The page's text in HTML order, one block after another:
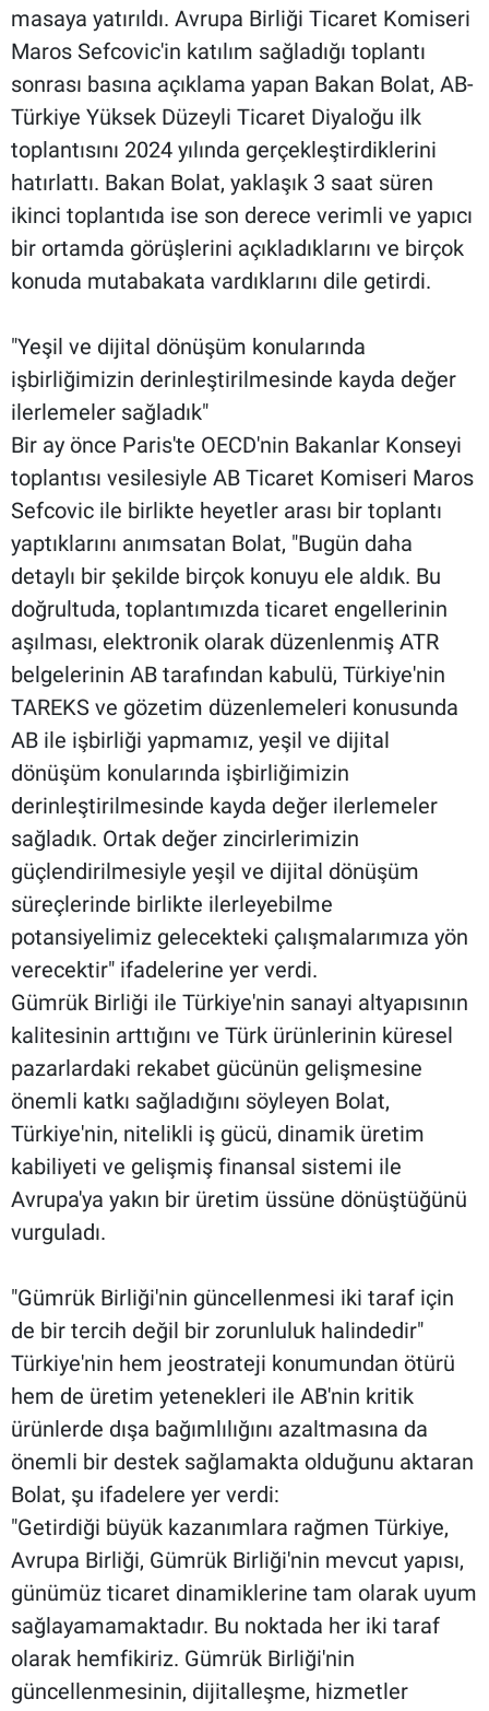
masaya yatırıldı. Avrupa Birliği Ticaret Komiseri
Maros Sefcovic'in katılım sağladığı toplantı
sonrası basına açıklama yapan Bakan Bolat, AB-
Türkiye Yüksek Düzeyli Ticaret Diyaloğu ilk
toplantısını 2024 yılında gerçekleştirdiklerini
hatırlattı. Bakan Bolat, yaklaşık 3 saat süren
ikinci toplantıda ise son derece verimli ve yapıcı
bir ortamda görüşlerini açıkladıklarını ve birçok
konuda mutabakata vardıklarını dile getirdi.
"Yeşil ve dijital dönüşüm konularında
işbirliğimizin derinleştirilmesinde kayda değer
ilerlemeler sağladık"
Bir ay önce Paris'te OECD'nin Bakanlar Konseyi
toplantısı vesilesiyle AB Ticaret Komiseri Maros
Sefcovic ile birlikte heyetler arası bir toplantı
yaptıklarını anımsatan Bolat, "Bugün daha
detaylı bir şekilde birçok konuyu ele aldık. Bu
doğrultuda, toplantımızda ticaret engellerinin
aşılması, elektronik olarak düzenlenmiş ATR
belgelerinin AB tarafından kabulü, Türkiye'nin
TAREKS ve gözetim düzenlemeleri konusunda
AB ile işbirliği yapmamız, yeşil ve dijital
dönüşüm konularında işbirliğimizin
derinleştirilmesinde kayda değer ilerlemeler
sağladık. Ortak değer zincirlerimizin
güçlendirilmesiyle yeşil ve dijital dönüşüm
süreçlerinde birlikte ilerleyebilme
potansiyelimiz gelecekteki çalışmalarımıza yön
verecektir" ifadelerine yer verdi.
Gümrük Birliği ile Türkiye'nin sanayi altyapısının
kalitesinin arttığını ve Türk ürünlerinin küresel
pazarlardaki rekabet gücünün gelişmesine
önemli katkı sağladığını söyleyen Bolat,
Türkiye'nin, nitelikli iş gücü, dinamik üretim
kabiliyeti ve gelişmiş finansal sistemi ile
Avrupa'ya yakın bir üretim üssüne dönüştüğünü
vurguladı.
"Gümrük Birliği'nin güncellenmesi iki taraf için
de bir tercih değil bir zorunluluk halindedir"
Türkiye'nin hem jeostrateji konumundan ötürü
hem de üretim yetenekleri ile AB'nin kritik
ürünlerde dışa bağımlılığını azaltmasına da
önemli bir destek sağlamakta olduğunu aktaran
Bolat, şu ifadelere yer verdi:
"Getirdiği büyük kazanımlara rağmen Türkiye,
Avrupa Birliği, Gümrük Birliği'nin mevcut yapısı,
günümüz ticaret dinamiklerine tam olarak uyum
sağlayamamaktadır. Bu noktada her iki taraf
olarak hemfikiriz. Gümrük Birliği'nin
güncellenmesinin, dijitalleşme, hizmetler